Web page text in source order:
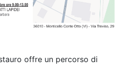
offre un percorso di